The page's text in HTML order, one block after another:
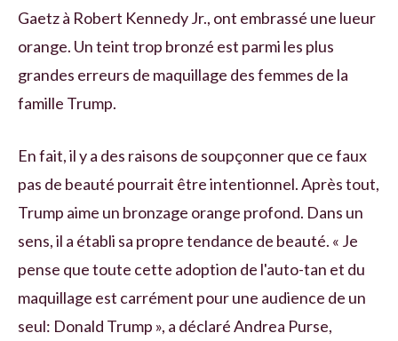
Gaetz à Robert Kennedy Jr., ont embrassé une lueur
orange. Un teint trop bronzé est parmi les plus
grandes erreurs de maquillage des femmes de la
famille Trump.
En fait, il y a des raisons de soupçonner que ce faux
pas de beauté pourrait être intentionnel. Après tout,
Trump aime un bronzage orange profond. Dans un
sens, il a établi sa propre tendance de beauté. « Je
pense que toute cette adoption de l'auto-tan et du
maquillage est carrément pour une audience de un
seul: Donald Trump », a déclaré Andrea Purse,